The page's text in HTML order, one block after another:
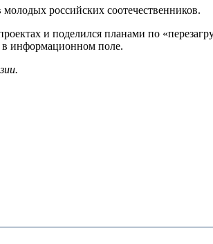
российских соотечественников.
и поделился планами по
в информационном поле.
.